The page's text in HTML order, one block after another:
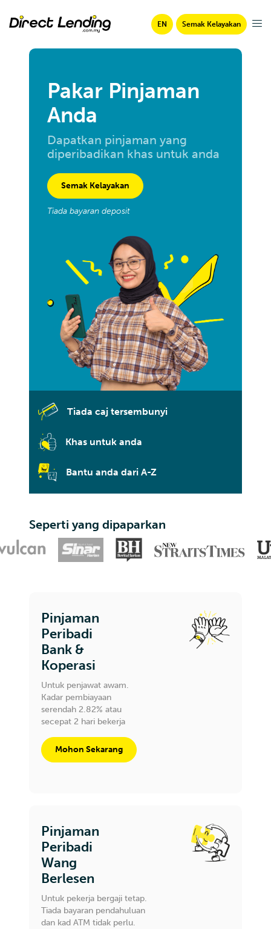
EN Semak Kelayakan
Pakar Pinjaman
Anda
Dapatkan pinjaman yang
diperibadikan khas untuk anda
Semak Kelayakan
Tiada bayaran deposit
Tiada caj tersembunyi
Khas untuk anda
Bantu anda dari A-Z
Seperti yang dipaparkan
Pinjaman
Peribadi
Bank &
Koperasi
Untuk penjawat awam.
Kadar pembiayaan
serendah 2.82% atau
secepat 2 hari bekerja
Mohon Sekarang
Pinjaman
Peribadi
Wang
Berlesen
Untuk pekerja bergaji tetap.
Tiada bayaran pendahuluan
dan kad ATM tidak perlu.